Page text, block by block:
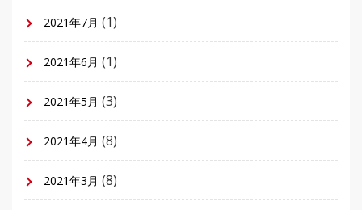
2021年7月 (1)
2021年6月 (1)
2021年5月 (3)
2021年4月 (8)
2021年3月 (8)